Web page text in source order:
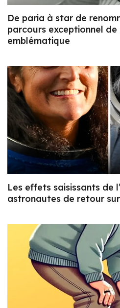
De paria à star de
parcours exceptionnel
emblématique
Les effets saisissants de
astronautes de retour